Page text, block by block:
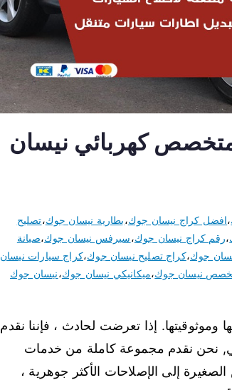
نيسان جوك 50805535 متخصص كهربائي نيسان
،افضل كراج نيسان جوك،بطارية نيسان جوك،تصليح
،رقم كراج نيسان جوك،سيرفس نيسان جوك،صيانة
جوك،كراج تصليح نيسان جوك،كراج سيارات نيسان
نيسان جوك،ميكانيكي نيسان جوك،نيسان جوك
إذا تعرضت لحادث ، فإننا نقدم
نحن نقدم مجموعة كاملة من خدمات
إلى الإصلاحات الأكثر جوهرية ،